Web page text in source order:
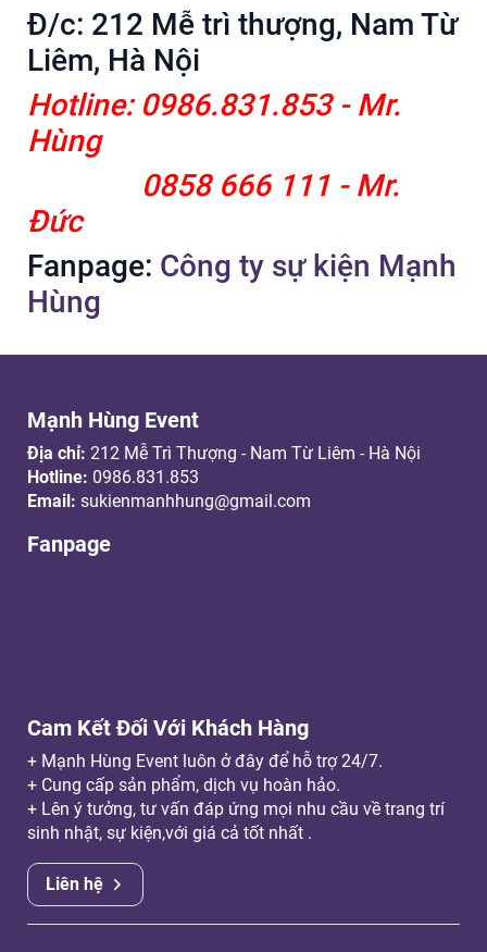
Đ/c: 212 Mễ trì thượng, Nam Từ
Liêm, Hà Nội
Hotline: 0986.831.853 - Mr.
Hùng
0858 666 111 - Mr.
Đức
Fanpage: Công ty sự kiện Mạnh
Hùng
Mạnh Hùng Event
Địa chỉ: 212 Mễ Trì Thượng - Nam Từ Liêm - Hà Nội
Hotline: 0986.831.853
Email: sukienmanhhung@gmail.com
Fanpage
Cam Kết Đối Với Khách Hàng
+ Mạnh Hùng Event luôn ở đây để hỗ trợ 24/7.
+ Cung cấp sản phẩm, dịch vụ hoàn hảo.
+ Lên ý tưởng, tư vấn đáp ứng mọi nhu cầu về trang trí
sinh nhật, sự kiện,với giá cả tốt nhất .
Liên hệ